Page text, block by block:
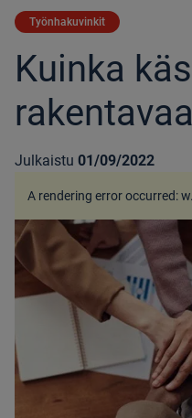
Työnhakuvinkit
Kuinka
Julkaistu 01/09/2022
A rendering error occurred: